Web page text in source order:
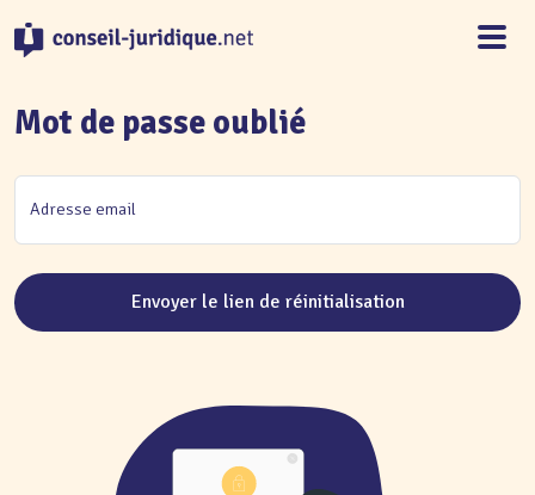
Mot de passe oublié
Adresse email
Envoyer le lien de réinitialisation